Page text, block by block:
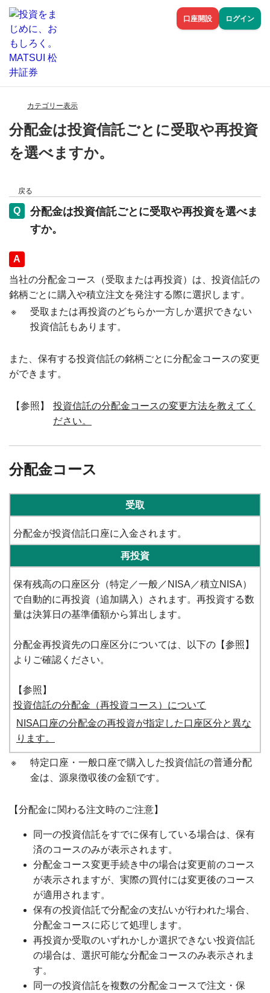
口座開設 ログイン
カテゴリー表示
分配金は投資信託ごとに受取や再投資
を選べますか。
戻る
分配金は投資信託ごとに受取や再投資を選べま
すか。
回答
当社の分配金コース（受取または再投資）は、投資信託の
銘柄ごとに購入や積立注文を発注する際に選択します。
※
受取または再投資のどちらか一方しか選択できない
投資信託もあります。
また、保有する投資信託の銘柄ごとに分配金コースの変更
ができます。
【参照】
投資信託の分配金コースの変更方法を教えてく
ださい。
分配金コース
受取
分配金が投資信託口座に入金されます。
再投資
保有残高の口座区分（特定／一般／NISA／積立NISA）
で自動的に再投資（追加購入）されます。再投資する数
量は決算日の基準価額から算出します。
分配金再投資先の口座区分については、以下の【参照】
よりご確認ください。
【参照】
投資信託の分配金（再投資コース）について
NISA口座の分配金の再投資が指定した口座区分と異な
ります。
※
特定口座・一般口座で購入した投資信託の普通分配
金は、源泉徴収後の金額です。
【分配金に関わる注文時のご注意】
同一の投資信託をすでに保有している場合は、保有
済のコースのみが表示されます。
分配金コース変更手続き中の場合は変更前のコース
が表示されますが、実際の買付には変更後のコース
が適用されます。
保有の投資信託で分配金の支払いが行われた場合、
分配金コースに応じて処理します。
再投資か受取のいずれかしか選択できない投資信託
の場合は、選択可能な分配金コースのみ表示されま
す。
同一の投資信託を複数の分配金コースで注文・保